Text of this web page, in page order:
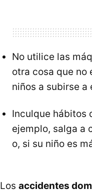
No utilice las
otra cosa que no
niños a subirse
Inculque hábitos
ejemplo, salga a
o, si su niño es
Los accidentes